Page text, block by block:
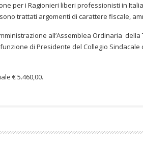
per i Ragionieri liberi professionisti in
trattati argomenti di carattere fiscale,
all’Assemblea Ordinaria della
di Presidente del Collegio Sindacale
€ 5.460,00.